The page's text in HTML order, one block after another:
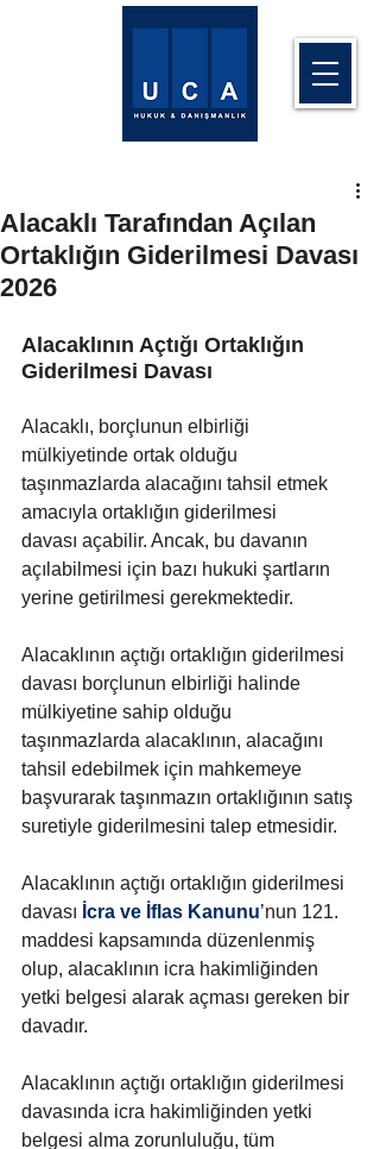
Alacaklı Tarafından Açılan
Ortaklığın Giderilmesi Davası
2026
Alacaklının Açtığı Ortaklığın
Giderilmesi Davası
Alacaklı, borçlunun elbirliği
mülkiyetinde ortak olduğu
taşınmazlarda alacağını tahsil etmek
amacıyla ortaklığın giderilmesi
davası açabilir. Ancak, bu davanın
açılabilmesi için bazı hukuki şartların
yerine getirilmesi gerekmektedir.
Alacaklının açtığı ortaklığın giderilmesi
davası borçlunun elbirliği halinde
mülkiyetine sahip olduğu
taşınmazlarda alacaklının, alacağını
tahsil edebilmek için mahkemeye
başvurarak taşınmazın ortaklığının satış
suretiyle giderilmesini talep etmesidir.
Alacaklının açtığı ortaklığın giderilmesi
davası İcra ve İflas Kanunu’nun 121.
maddesi kapsamında düzenlenmiş
olup, alacaklının icra hakimliğinden
yetki belgesi alarak açması gereken bir
davadır.
Alacaklının açtığı ortaklığın giderilmesi
davasında icra hakimliğinden yetki
belgesi alma zorunluluğu, tüm